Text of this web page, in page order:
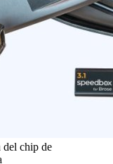
del chip de